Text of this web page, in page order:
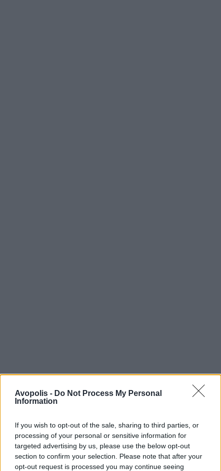
Avopolis - Do Not Process My Personal
Information
If you wish to opt-out of the sale, sharing to third parties, or
processing of your personal or sensitive information for
targeted advertising by us, please use the below opt-out
section to confirm your selection. Please note that after your
opt-out request is processed you may continue seeing